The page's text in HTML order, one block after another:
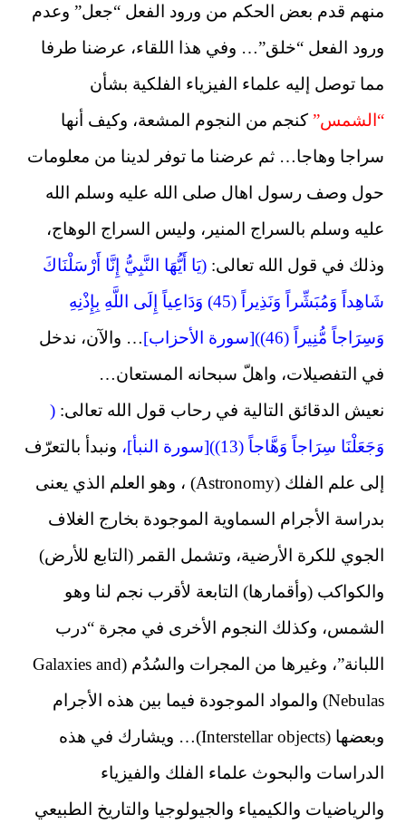
منهم قدم بعض الحكم من ورود الفعل “جعل” وعدم
ورود الفعل “خلق”… وفي هذا اللقاء، عرضنا طرفا
مما توصل إليه علماء الفيزياء الفلكية بشأن
“الشمس” كنجم من النجوم المشعة، وكيف أنها
سراجا وهاجا… ثم عرضنا ما توفر لدينا من معلومات
حول وصف رسول اهال صلى الله عليه وسلم الله
عليه وسلم بالسراج المنير، وليس السراج الوهاج،
وذلك في قول الله تعالى: (يَا أَيُّهَا النَّبِيُّ إِنَّا أَرْسَلْنَاكَ
شَاهِداً وَمُبَشِّراً وَنَذِيراً (45) وَدَاعِياً إِلَى اللَّهِ بِإِذْنِهِ
وَسِرَاجاً مُّنِيراً (46))[سورة الأحزاب]
… والآن، ندخل
في التفصيلات، واهلّ سبحانه المستعان…
نعيش الدقائق التالية في رحاب قول الله تعالى: (
وَجَعَلْنَا سِرَاجاً وَهَّاجاً (13))[سورة النبأ]،
ونبدأ بالتعرّف
إلى علم الفلك (Astronomy) ، وهو العلم الذي يعنى
بدراسة الأجرام السماوية الموجودة بخارج الغلاف
الجوي للكرة الأرضية، وتشمل القمر (التابع للأرض)
والكواكب (وأقمارها) التابعة لأقرب نجم لنا وهو
الشمس، وكذلك النجوم الأخرى في مجرة “درب
اللبانة”، وغيرها من المجرات والسُدُم (Galaxies and
Nebulas) والمواد الموجودة فيما بين هذه الأجرام
وبعضها (Interstellar objects)… ويشارك في هذه
الدراسات والبحوث علماء الفلك والفيزياء
والرياضيات والكيمياء والجيولوجيا والتاريخ الطبيعي